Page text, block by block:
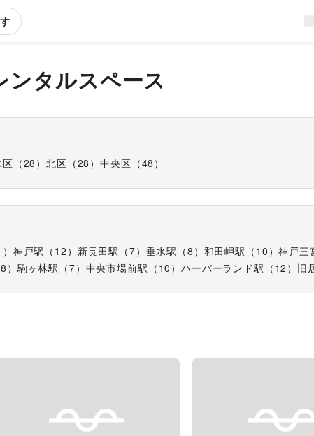
ンタルスペース
区 （28 ）北区 （28 ）中央区 （48 ）
） 神戸駅 （ 12 ） 新長田駅 （7） 垂水駅 （8 ） 和田岬駅 （ 10 ）神戸三
8 ）駒ヶ林駅 （7） 中央市場前駅 （ 10 ）ハーバーランド駅 （ 12 ） 旧
Previous slide Previous slide